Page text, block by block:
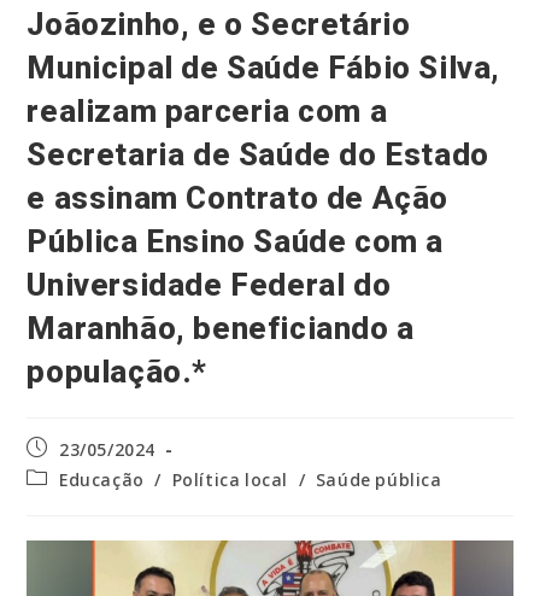
Joãozinho, e o Secretário
Municipal de Saúde Fábio Silva,
realizam parceria com a
Secretaria de Saúde do Estado
e assinam Contrato de Ação
Pública Ensino Saúde com a
Universidade Federal do
Maranhão, beneficiando a
população.*
Post
publicado:
23/05/2024
Categoria
Educação / Política local / Saúde pública